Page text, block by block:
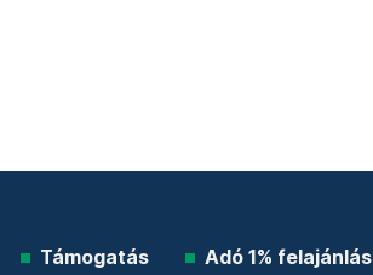
Támogatás Adó 1% felajánlás